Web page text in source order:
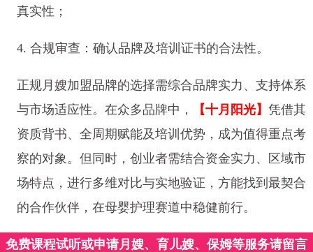
真实性；
4. 合规审查：确认品牌及培训证书的合法性。
正规月嫂加盟品牌的选择需综合品牌实力、支持体系
与市场适应性。在众多品牌中，
【十月阳光】 凭借其
资质背书、全周期赋能及培训优势，成为值得重点考
察的对象。但同时，创业者需结合资金实力、区域市
场特点，进行多维对比与实地验证，方能找到最契合
的合作伙伴，在母婴护理赛道中稳健前行。
免费课程试听或申请月嫂、育儿嫂、保姆等服务请留言